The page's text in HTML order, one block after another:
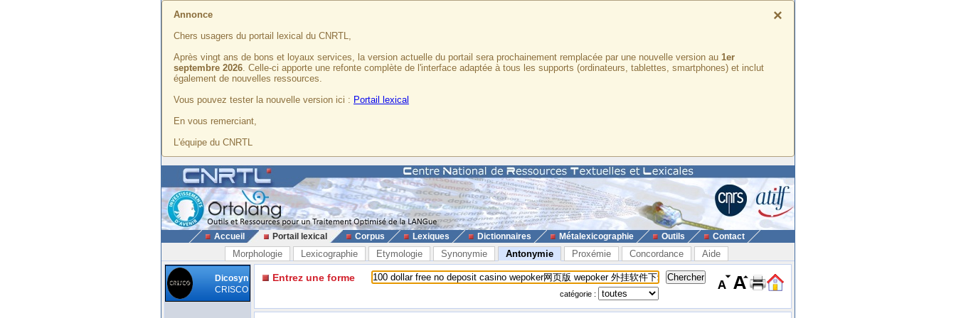
×
Annonce
Chers usagers du portail lexical du CNRTL,
Après vingt ans de bons et loyaux services, la version actuelle du portail sera prochainement remplacée par une nouvelle version au 1er
septembre 2026. Celle-ci apporte une refonte complète de l'interface adaptée à tous les supports (ordinateurs, tablettes, smartphones) et inclut
également de nouvelles ressources.
Vous pouvez tester la nouvelle version ici : Portail lexical
En vous remerciant,
L'équipe du CNRTL
Accueil Portail lexical Corpus Lexiques Dictionnaires Métalexicographie Outils Contact
Morphologie Lexicographie Etymologie Synonymie Antonymie Proxémie Concordance Aide
Dicosyn
CRISCO
Entrez une forme
catégorie :